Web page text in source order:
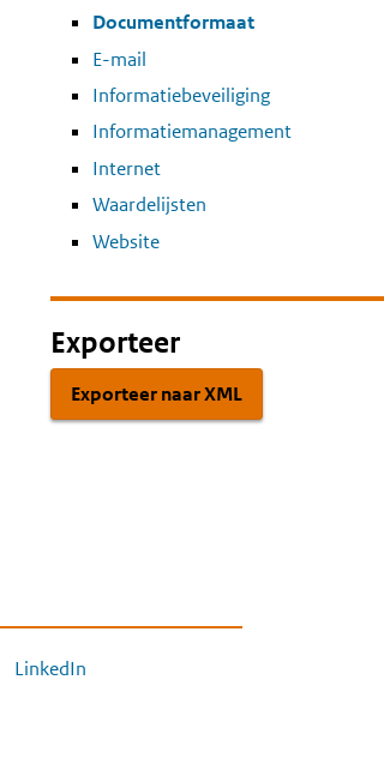
Documentformaat
E-mail
Informatiebeveiliging
Informatiemanagement
Internet
Waardelijsten
Website
Exporteer
Exporteer naar XML
LinkedIn